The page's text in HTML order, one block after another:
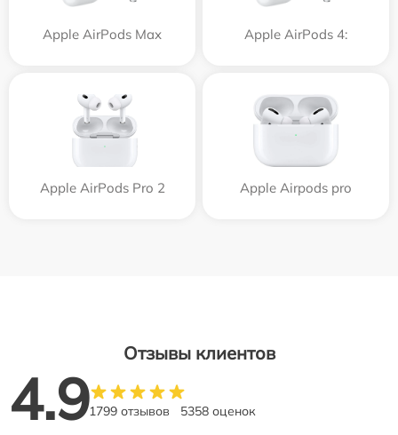
Apple AirPods Max Apple AirPods 4:
Apple AirPods Pro 2 Apple Airpods pro
Отзывы клиентов
4.91799 отзывов 5358 оценок